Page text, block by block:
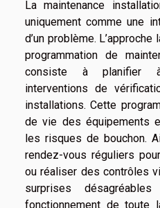
La maintenance
uniquement comme une
d’un problème.
programmation de
consiste à planifier à
interventions de
installations. Cette
de vie des équipements
les risques de bouchon.
rendez-vous réguliers
ou réaliser des contrôles
surprises
fonctionnement de toute